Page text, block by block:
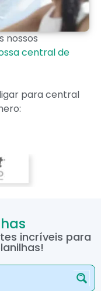
nossos
central de
para central
incríveis para